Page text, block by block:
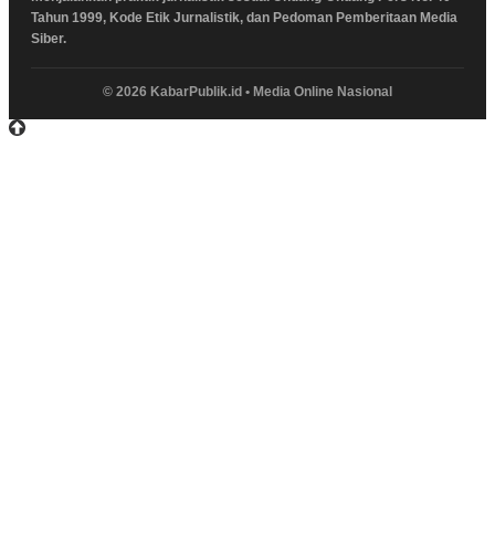
Tahun 1999, Kode Etik Jurnalistik, dan Pedoman Pemberitaan Media
Siber.
© 2026 KabarPublik.id • Media Online Nasional